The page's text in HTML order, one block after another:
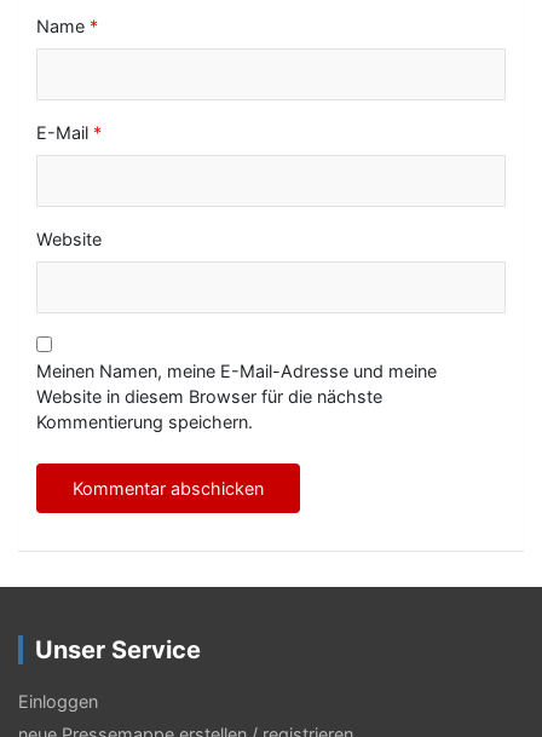
Name *
E-Mail *
Website
Meinen Namen, meine E-Mail-Adresse und meine
Website in diesem Browser für die nächste
Kommentierung speichern.
Unser Service
Einloggen